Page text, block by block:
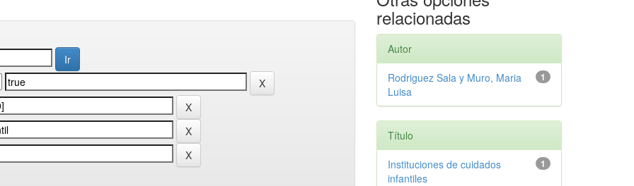
relacionadas
Autor
1
Rodriguez Sala y Muro, Maria
Luisa
Título
1
Instituciones de cuidados
infantiles